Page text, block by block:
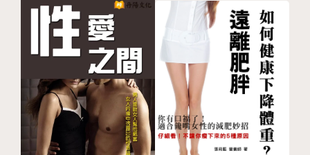
◎相信科學，敬重未知：科學發展永遠在事實之後，科
學無法完全檢視未知，善善相應的患者故事，充分體現
因緣巧合的不可思議，激盪湧生的正氣，更是最珍貴的
作者簡介
第十章 偏鄉義診二十年
有觀音當靠山，希望幫助更多人
第十一章 八關齋戒與行腳祈福
第十二章 接住偏鄉的弱勢者
共伴家園給偏鄉身心障礙者一輩子的照顧
第十三章 利生弘法芸生願
罹癌四度復發，善用剩餘價值弘揚佛法
捐出珍稀收藏品，建置佛教藝術園區